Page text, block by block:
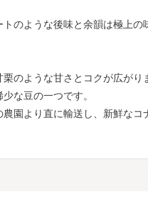
トのような後味と余韻は極上の
栗のような甘さとコクが広が
な豆の一つです。
園より直に輸送し、新鮮なコ